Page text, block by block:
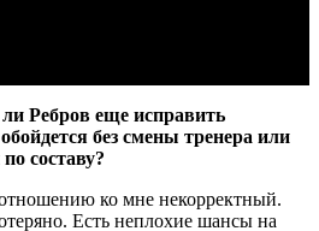
Ребров еще исправить
без смены тренера или
составу?
ко мне некорректный.
Есть неплохие шансы на